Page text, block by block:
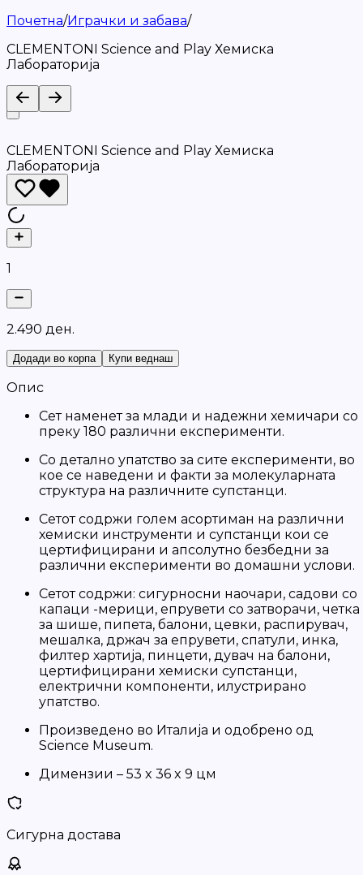
Почетна/Играчки и забава/
CLEMENTONI Science and Play Хемиска
Лабораторија
CLEMENTONI Science and Play Хемиска
Лабораторија
1
2.490 ден.
Додади во корпа Купи веднаш
Опис
Сет наменет за млади и надежни хемичари со
преку 180 различни експерименти.
Со детално упатство за сите експерименти, во
кое се наведени и факти за молекуларната
структура на различните супстанци.
Сетот содржи голем асортиман на различни
хемиски инструменти и супстанци кои се
цертифицирани и апсолутно безбедни за
различни експерименти во домашни услови.
Сетот содржи: сигурносни наочари, садови со
капаци -мерици, епрувети со затворачи, четка
за шише, пипета, балони, цевки, распирувач,
мешалка, држач за епрувети, спатули, инка,
филтер хартија, пинцети, дувач на балони,
цертифицирани хемиски супстанци,
електрични компоненти, илустрирано
упатство.
Произведено во Италија и одобрено од
Science Museum.
Димензии – 53 x 36 x 9 цм
Сигурна достава